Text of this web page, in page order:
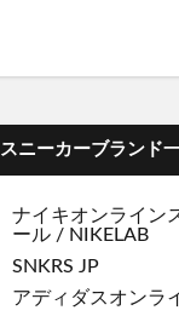
スニーカーブランド
ナイキオンライン
ール / NIKELAB
SNKRS JP
アディダスオンラ